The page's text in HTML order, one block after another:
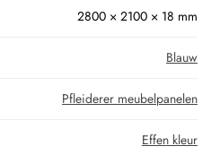
2800 × 2100 × 18 mm
Blauw
Pfleiderer meubelpanelen
Effen kleur